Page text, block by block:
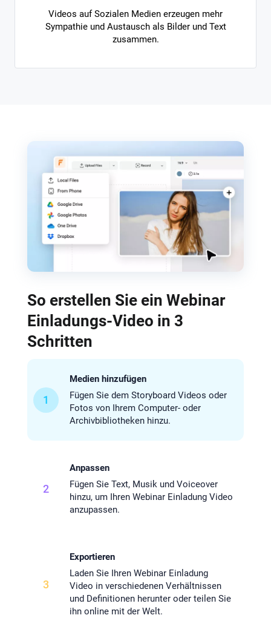
Videos auf Sozialen Medien erzeugen mehr
Sympathie und Austausch als Bilder und Text
zusammen.
So erstellen Sie ein Webinar
Einladungs-Video in 3
Schritten
1
Medien hinzufügen
Fügen Sie dem Storyboard Videos oder
Fotos von Ihrem Computer- oder
Archivbibliotheken hinzu.
2
Anpassen
Fügen Sie Text, Musik und Voiceover
hinzu, um Ihren Webinar Einladung Video
anzupassen.
3
Exportieren
Laden Sie Ihren Webinar Einladung
Video in verschiedenen Verhältnissen
und Definitionen herunter oder teilen Sie
ihn online mit der Welt.